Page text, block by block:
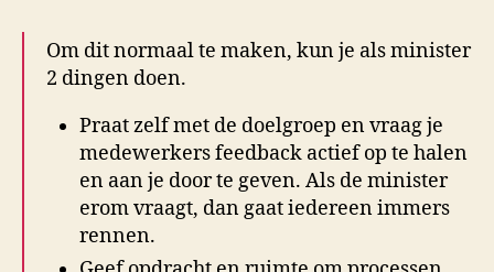
Om dit normaal te maken, kun je als minister
2 dingen doen.
Praat zelf met de doelgroep en vraag je
medewerkers feedback actief op te halen
en aan je door te geven. Als de minister
erom vraagt, dan gaat iedereen immers
rennen.